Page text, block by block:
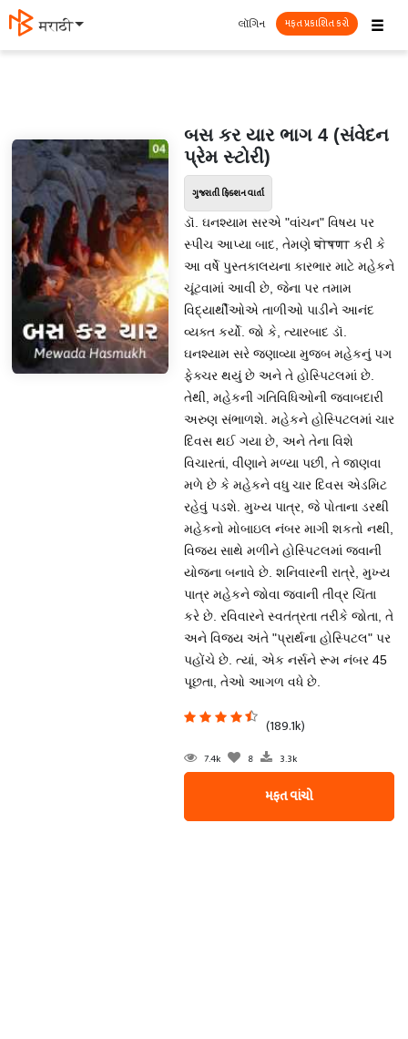
मराठी ☰
લૉગિન મફત પ્રકાશિત કરો
બસ કર યાર ભાગ 4 (સંવેદન
પ્રેમ સ્ટોરી)
ગુજરાતી ફિક્શન વાર્તા
ડૉ. ઘનશ્યામ સરએ "વાંચન" વિષય પર
સ્પીચ આપ્યા બાદ, તેમણે घोषणा કરી કે
આ વર્ષે પુસ્તકાલયના કારભાર માટે મહેકને
ચૂંટવામાં આવી છે, જેના પર તમામ
વિદ્યાર્થીઓએ તાળીઓ પાડીને આનંદ
વ્યક્ત કર્યો. જો કે, ત્યારબાદ ડૉ.
ઘનશ્યામ સરે જણાવ્યા મુજબ મહેકનું પગ
ફેક્ચર થયું છે અને તે હોસ્પિટલમાં છે.
તેથી, મહેકની ગતિવિધિઓની જવાબદારી
અરુણ સંભાળશે. મહેકને હોસ્પિટલમાં ચાર
દિવસ થઈ ગયા છે, અને તેના વિશે
વિચારતાં, વીણાને મળ્યા પછી, તે જાણવા
મળે છે કે મહેકને વધુ ચાર દિવસ એડમિટ
રહેવું પડશે. મુખ્ય પાત્ર, જે પોતાના ડરથી
મહેકનો મોબાઇલ નંબર માગી શકતો નથી,
વિજય સાથે મળીને હોસ્પિટલમાં જવાની
યોજના બનાવે છે. શનિવારની રાત્રે, મુખ્ય
પાત્ર મહેકને જોવા જવાની તીવ્ર ચિંતા
કરે છે. રવિવારને સ્વતંત્રતા તરીકે જોતા, તે
અને વિજય અંતે "પ્રાર્થના હોસ્પિટલ" પર
પહોંચે છે. ત્યાં, એક નર્સને રૂમ નંબર 45
પૂછતા, તેઓ આગળ વધે છે.
(189.1k)
7.4k 8 3.3k
મફત વાંચો